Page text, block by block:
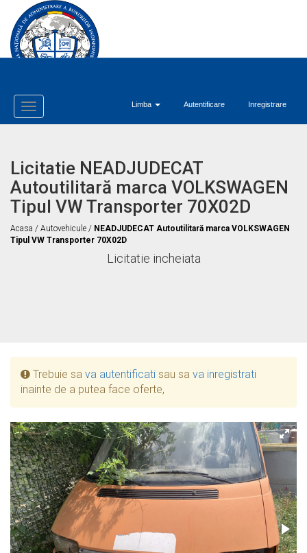
Limba Autentificare Inregistrare
Toggle
Navigation
Licitatie NEADJUDECAT
Autoutilitară marca VOLKSWAGEN
Tipul VW Transporter 70X02D
Acasa / Autovehicule / NEADJUDECAT Autoutilitară marca VOLKSWAGEN
Tipul VW Transporter 70X02D
Licitatie incheiata
Trebuie sa va autentificati sau sa va inregistrati
inainte de a putea face oferte,